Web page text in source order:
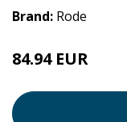
Brand: Rode
84.94 EUR